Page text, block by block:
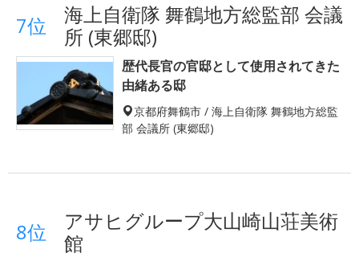
7位
海上自衛隊 舞鶴地方総監部 会議
所 (東郷邸)
歴代長官の官邸として使用されてきた
由緒ある邸
京都府舞鶴市 / 海上自衛隊 舞鶴地方総監
部 会議所 (東郷邸)
8位
アサヒグループ大山崎山荘美術
館